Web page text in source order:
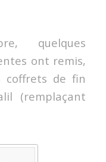
quelques
ont remis,
coffrets de fin
(remplaçant